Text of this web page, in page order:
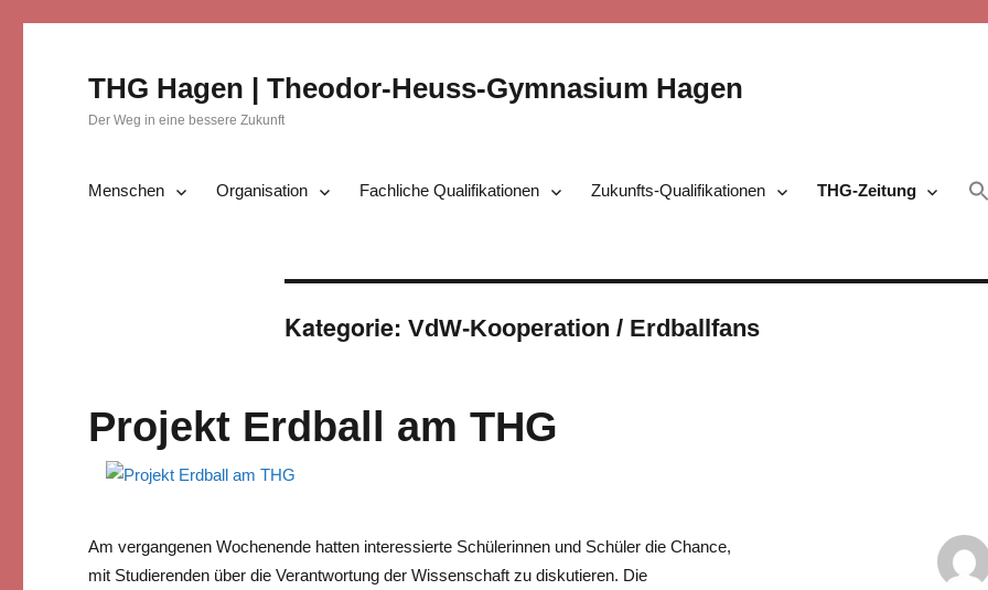
THG Hagen | Theodor-Heuss-Gymnasium Hagen
Der Weg in eine bessere Zukunft
Menschen Organisation Fachliche Qualifikationen Zukunfts-Qualifikationen THG-Zeitung
Kategorie: VdW-Kooperation / Erdballfans
Projekt Erdball am THG
Am vergangenen Wochenende hatten interessierte Schülerinnen und Schüler die Chance,
mit Studierenden über die Verantwortung der Wissenschaft zu diskutieren. Die